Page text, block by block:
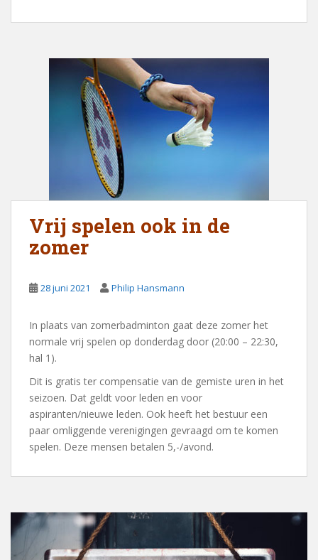
Vrij spelen ook in de
zomer
28 juni 2021 Philip Hansmann
In plaats van zomerbadminton gaat deze zomer het
normale vrij spelen op donderdag door (20:00 – 22:30,
hal 1).
Dit is gratis ter compensatie van de gemiste uren in het
seizoen. Dat geldt voor leden en voor
aspiranten/nieuwe leden. Ook heeft het bestuur een
paar omliggende verenigingen gevraagd om te komen
spelen. Deze mensen betalen 5,-/avond.